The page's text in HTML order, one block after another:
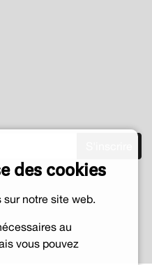
des cookies
notre site web.
au
vous pouvez